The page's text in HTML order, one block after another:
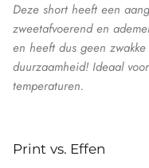
Deze short heeft een
zweetafvoerend en
en heeft dus geen
duurzaamheid! Ideaal
temperaturen.
Print vs. Effen